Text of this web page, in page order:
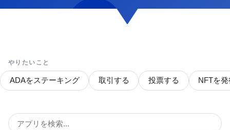
やりたいこと
ADAをステーキング 取引する 投票する NFTを